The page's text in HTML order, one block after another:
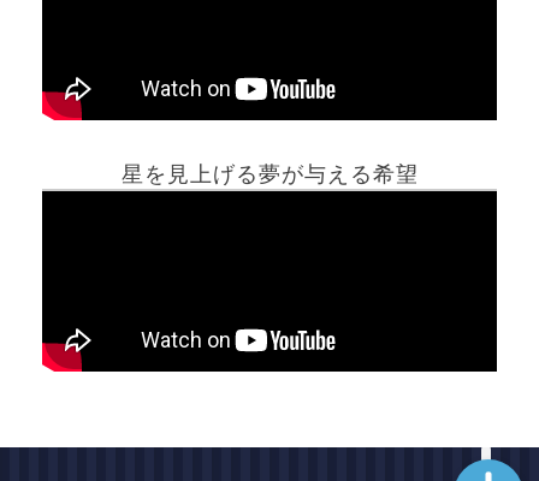
星を見上げる夢が与える希望
ホーム
最新記事動画